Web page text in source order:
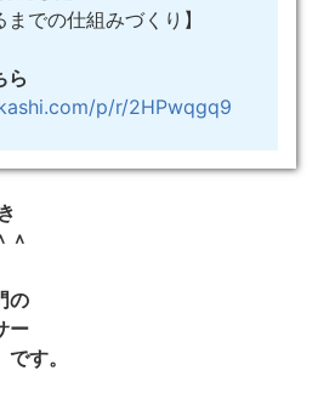
までの仕組みづくり】
ら
p/r/2HPwqgq9
＾
の
ー
す。